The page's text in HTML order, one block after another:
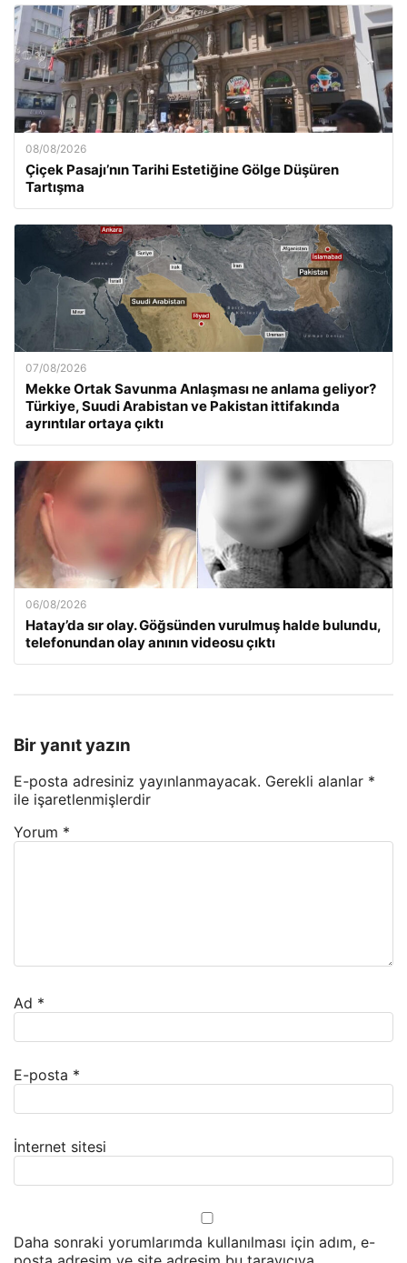
08/08/2026
Çiçek Pasajı’nın Tarihi Estetiğine Gölge Düşüren
Tartışma
07/08/2026
Mekke Ortak Savunma Anlaşması ne anlama geliyor?
Türkiye, Suudi Arabistan ve Pakistan ittifakında
ayrıntılar ortaya çıktı
06/08/2026
Hatay’da sır olay. Göğsünden vurulmuş halde bulundu,
telefonundan olay anının videosu çıktı
Bir yanıt yazın
E-posta adresiniz yayınlanmayacak. Gerekli alanlar *
ile işaretlenmişlerdir
Yorum *
Ad *
E-posta *
İnternet sitesi
Daha sonraki yorumlarımda kullanılması için adım, e-